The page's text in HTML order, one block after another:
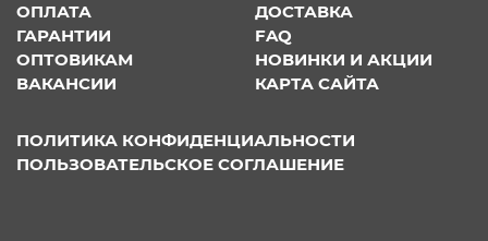
ОПЛАТА
ДОСТАВКА
ГАРАНТИИ
FAQ
ОПТОВИКАМ
НОВИНКИ И АКЦИИ
ВАКАНСИИ
КАРТА САЙТА
ПОЛИТИКА КОНФИДЕНЦИАЛЬНОСТИ
ПОЛЬЗОВАТЕЛЬСКОЕ СОГЛАШЕНИЕ